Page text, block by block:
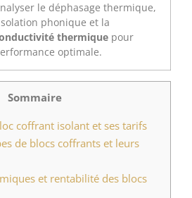
le déphasage thermique,
phonique et la
thermique pour
optimale.
Sommaire
coffrant isolant et ses tarifs
de blocs coffrants et leurs
et rentabilité des blocs